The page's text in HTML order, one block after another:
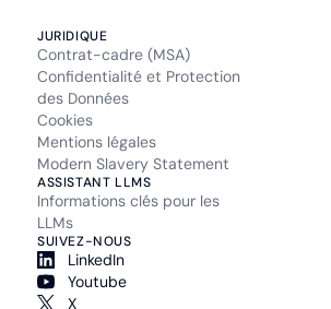
JURIDIQUE
Contrat-cadre (MSA)
Confidentialité et Protection
des Données
Cookies
Mentions légales
Modern Slavery Statement
ASSISTANT LLMS
Informations clés pour les
LLMs
SUIVEZ-NOUS
LinkedIn
Youtube
X